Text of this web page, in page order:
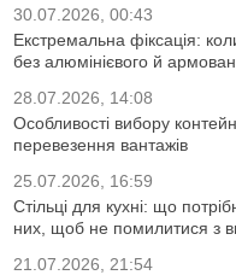
30.07.2026, 00:43
Екстремальна фіксація:
без алюмінієвого й
28.07.2026, 14:08
Особливості вибору
перевезення вантажів
25.07.2026, 16:59
Стільці для кухні: що
них, щоб не помилитися з
21.07.2026, 21:54